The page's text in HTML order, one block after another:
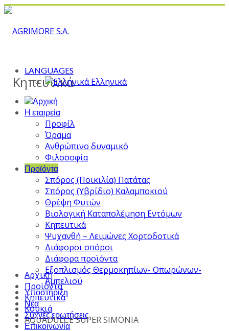
LANGUAGES
Ελληνικά
Η εταιρεία
Προφίλ
Όραμα
Ανθρώπινο δυναμικό
Φιλοσοφία
Προϊόντα
Σπόρος (Ποικιλία) Πατάτας
Σπόρος (Υβρίδιο) Καλαμποκιού
Θρέψη Φυτών
Βιολογική Καταπολέμηση Εντόμων
Κηπευτικά
Ψυχανθή – Λειμώνες Χορτοδοτικά
Διάφοροι σπόροι
Διάφορα προϊόντα
Εξοπλισμός Θερμοκηπίων- Οπωρώνων-
Αμπελιού
Υποστήριξη
Νέα
Συχνές ερωτήσεις
Επικοινωνία
Κηπευτικά
Αρχική
Προϊόντα
Κηπευτικά
Κουκιά
AQUADULCE SUPER SIMONIA